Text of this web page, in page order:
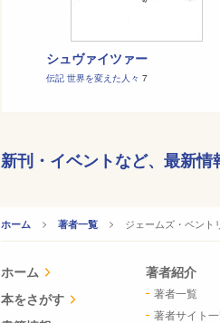
シュヴァイツァー
伝記 世界を変えた人々 7
新刊・イベントなど、 最新情
ホーム 著者一覧 CURRENT:
ジェームズ・ベント
ホーム
本をさがす
著者紹介
著者一覧
著者サイト